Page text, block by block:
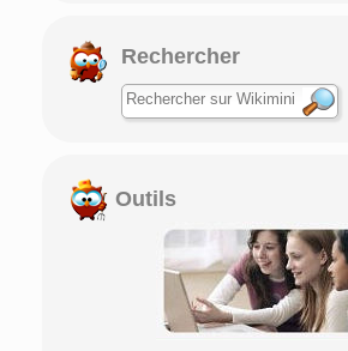
Rechercher
Outils